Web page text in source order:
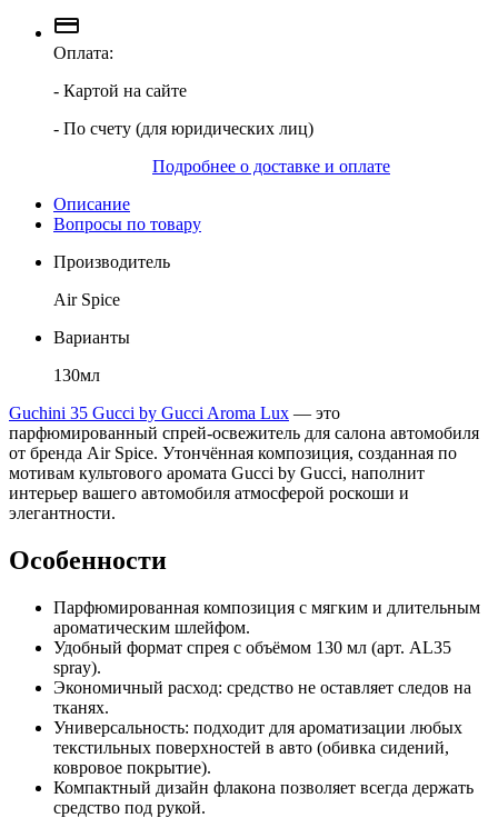
Оплата:
- Картой на сайте
- По счету (для юридических лиц)
Подробнее о доставке и оплате
Описание
Вопросы по товару
Производитель
Air Spice
Варианты
130мл
Guchini 35 Gucci by Gucci Aroma Lux — это
парфюмированный спрей-освежитель для салона автомобиля
от бренда Air Spice. Утончённая композиция, созданная по
мотивам культового аромата Gucci by Gucci, наполнит
интерьер вашего автомобиля атмосферой роскоши и
элегантности.
Особенности
Парфюмированная композиция с мягким и длительным
ароматическим шлейфом.
Удобный формат спрея с объёмом 130 мл (арт. AL35
spray).
Экономичный расход: средство не оставляет следов на
тканях.
Универсальность: подходит для ароматизации любых
текстильных поверхностей в авто (обивка сидений,
ковровое покрытие).
Компактный дизайн флакона позволяет всегда держать
средство под рукой.